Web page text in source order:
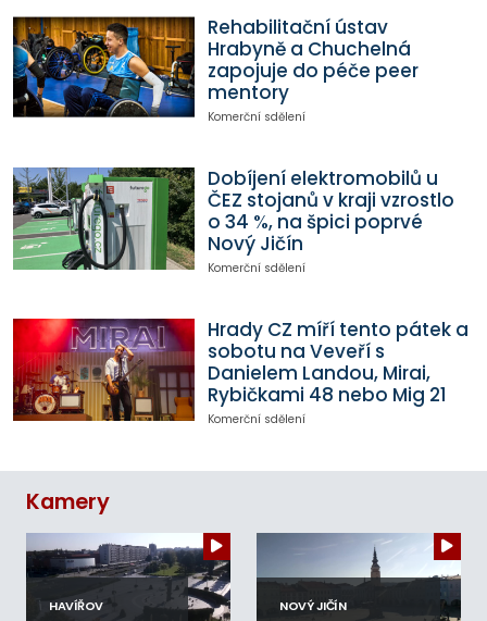
Rehabilitační ústav
Hrabyně a Chuchelná
zapojuje do péče peer
mentory
Komerční sdělení
Dobíjení elektromobilů u
ČEZ stojanů v kraji vzrostlo
o 34 %, na špici poprvé
Nový Jičín
Komerční sdělení
Hrady CZ míří tento pátek a
sobotu na Veveří s
Danielem Landou, Mirai,
Rybičkami 48 nebo Mig 21
Komerční sdělení
Kamery
HAVÍŘOV NOVÝ JIČÍN